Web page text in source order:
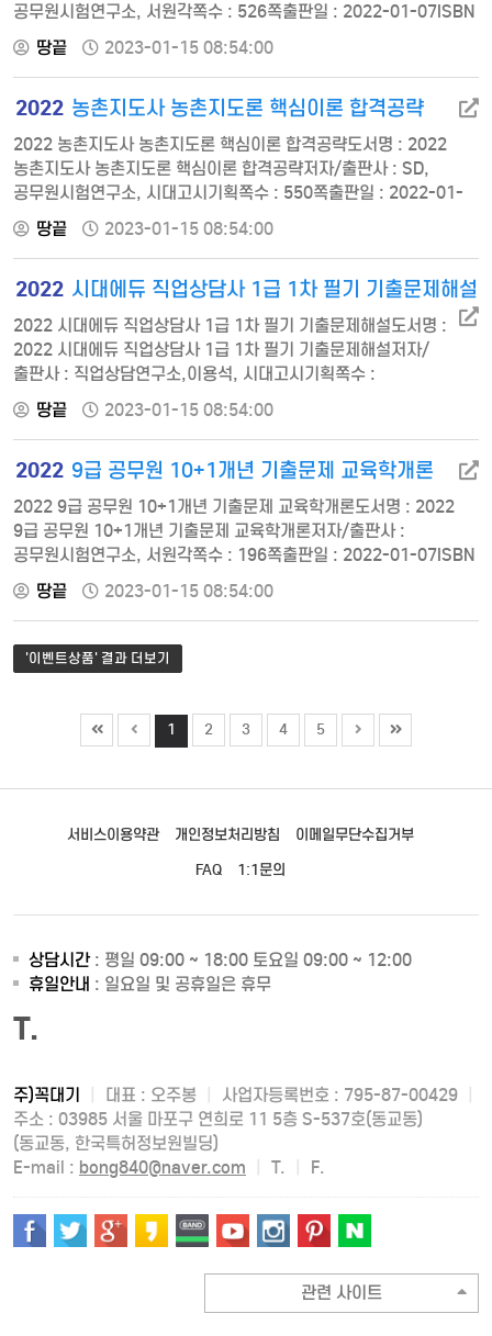
공무원시험연구소, 서원각쪽수 : 526쪽출판일 : 2022-01-07ISBN
: 9791125736660정가 : 220002011-2013년 기출문제 2011.
4. 9. 행정안전부 시행 2011. 5. 14. 상반기 지방직 시행 2012. 4.
7. 행정안전부 시행 2012. 5. 12. 상반기 지방직 시행 2012. 9. 22.
하반기 지방직 시행 2013. 7. 27. 안전행정부 시행 2013. …
땅끝 2023-01-15 08:54:00
2022 농촌지도사 농촌지도론 핵심이론 합격공략
2022 농촌지도사 농촌지도론 핵심이론 합격공략도서명 : 2022
농촌지도사 농촌지도론 핵심이론 합격공략저자/출판사 : SD,
공무원시험연구소, 시대고시기획쪽수 : 550쪽출판일 : 2022-01-
07ISBN : 9791138304122정가 : 29000PART 01 농촌지도의
기초 CHAPTER 01 농촌지도의 개념 CHAPTER 02 농촌지도의
역사 및 관련 학문 CHAPTER 03 농촌지도접근법 적중예상문제
PART 02 농촌지도의 이론적 배경 CHAPTER 01 성인학습이론
CHAPTER 02 성인교육에서의 교수학습전…
땅끝 2023-01-15 08:54:00
2022 시대에듀 직업상담사 1급 1차 필기 기출문제해설
2022 시대에듀 직업상담사 1급 1차 필기 기출문제해설도서명 :
2022 시대에듀 직업상담사 1급 1차 필기 기출문제해설저자/
출판사 : 직업상담연구소,이용석, 시대고시기획쪽수 :
394쪽출판일 : 2022-01-07ISBN : 9791138304108정가 :
280002020년 4회 필기 기출문제해설 2019년 4회 필기
기출문제해설 2018년 4회 필기 기출문제해설 2017년 2회 필기
기출문제해설 2017년 4회 필기 기출문제해설 2016년 2회 필기
기출문제해설 2016년 4회 필기 기출문제해설
땅끝 2023-01-15 08:54:00
2022 9급 공무원 10+1개년 기출문제 교육학개론
2022 9급 공무원 10+1개년 기출문제 교육학개론도서명 : 2022
9급 공무원 10+1개년 기출문제 교육학개론저자/출판사 :
공무원시험연구소, 서원각쪽수 : 196쪽출판일 : 2022-01-07ISBN
: 9791125736455정가 : 1700010+1개년 기출문제 2011. 4. 9.
행정안전부 시행 2011. 5. 28. 서울특별시 교육청 시행 2012. 4.
7. 행정안전부 시행 2013. 7. 27. 안전행정부 시행 2014. 4. 19.
안전행정부 시행 2015. 4. 18. 인사혁신처 시행 2015. 6. 27.…
땅끝 2023-01-15 08:54:00
'이벤트상품' 결과 더보기
1 2 3 4 5
서비스이용약관 개인정보처리방침
이메일무단수집거부
FAQ
1:1문의
상담시간: 평일 09:00 ~ 18:00 토요일 09:00 ~ 12:00
휴일안내 : 일요일 및 공휴일은 휴무
T.
주)꼭대기 대표 : 오주봉 사업자등록번호 : 795-87-00429
주소 : 03985 서울 마포구 연희로 11 5층 S-537호(동교동)
(동교동, 한국특허정보원빌딩)
E-mail : bong840@naver.com T. F.
관련 사이트